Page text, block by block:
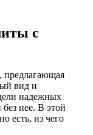
с
предлагающая
вид и
надежных
нее. В этой
есть, из чего